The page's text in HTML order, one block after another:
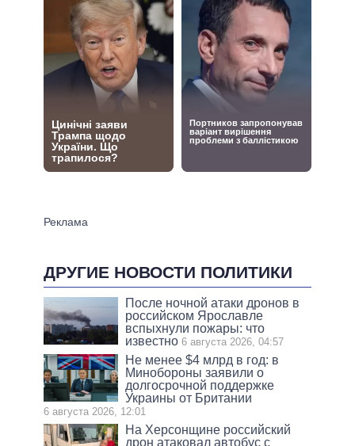
ДРУГИЕ НОВОСТИ ПОЛИТИКИ
После ночной атаки дронов в
российском Ярославле
вспыхнули пожары: что
известно 6 августа 2026, 04:57
Не менее $4 млрд в год: в
Минобороны заявили о
долгосрочной поддержке
Украины от Британии
6 августа 2026, 12:01
На Херсонщине российский
дрон атаковал автобус с